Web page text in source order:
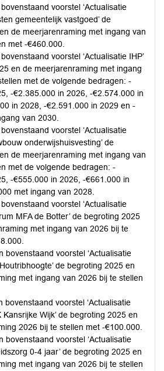
voorstel ‘Actualisatie
gemeentelijk vastgoed’ de
de meerjarenraming met ingang van
met -€460.000.
voorstel ‘Actualisatie IHP’
en de meerjarenraming met ingang
met de volgende bedragen: -
-€2.385.000 in 2026, -€2.574.000 in
in 2028, -€2.591.000 in 2029 en -
van 2030.
voorstel ‘Actualisatie
onderwijshuisvesting’ de
de meerjarenraming met ingang van
met de volgende bedragen: -
-€555.000 in 2026, -€661.000 in
met ingang van 2028.
voorstel ‘Actualisatie
MFA de Botter’ de begroting 2025
met ingang van 2026 bij te
bovenstaand voorstel ‘Actualisatie
de begroting 2025 en
met ingang van 2026 bij te stellen
bovenstaand voorstel ‘Actualisatie
Wijk’ de begroting 2025 en
2026 bij te stellen met -€100.000.
bovenstaand voorstel ‘Actualisatie
0-4 jaar’ de begroting 2025 en
met ingang van 2026 bij te stellen